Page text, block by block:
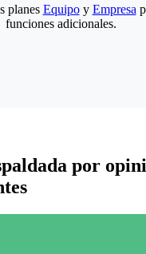
planes Equipoy Empresa
funciones adicionales.
por